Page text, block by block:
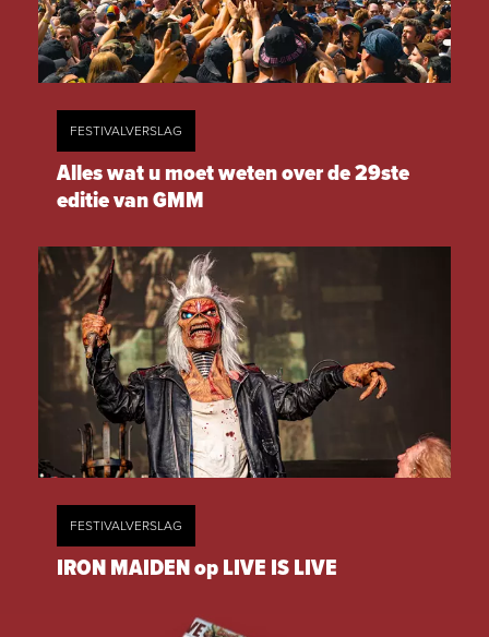
FESTIVALVERSLAG
Alles wat u moet weten over de 29ste
editie van GMM
FESTIVALVERSLAG
IRON MAIDEN op LIVE IS LIVE